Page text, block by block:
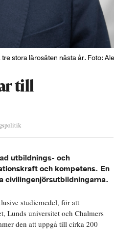
stora lärosäten nästa år. Foto:
till
utbildnings- och
och kompetens. En
civilingenjörsutbildningarna.
studiemedel, för att
Lunds universitet och Chalmers
den att uppgå till cirka 200